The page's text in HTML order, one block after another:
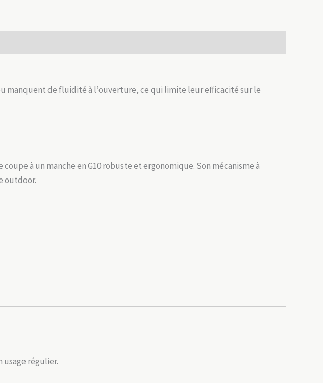
outdoor
manquent de fluidité à l’ouverture, ce qui limite leur efficacité sur le
à un manche en G10 robuste et ergonomique. Son mécanisme à
outdoor.
usage régulier.